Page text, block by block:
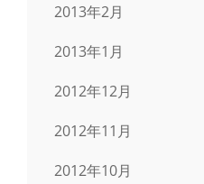
2013年2月
2013年1月
2012年12月
2012年11月
2012年10月